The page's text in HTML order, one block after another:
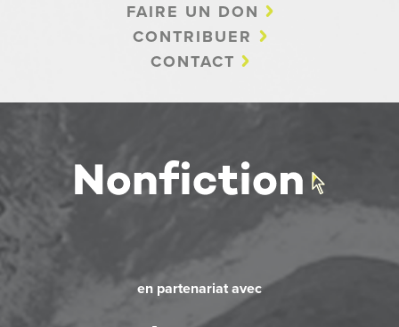
FAIRE UN DON
CONTRIBUER
CONTACT
en partenariat avec